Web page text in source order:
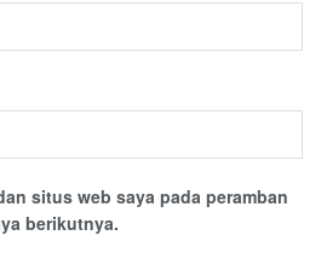
situs web saya pada peramban
berikutnya.